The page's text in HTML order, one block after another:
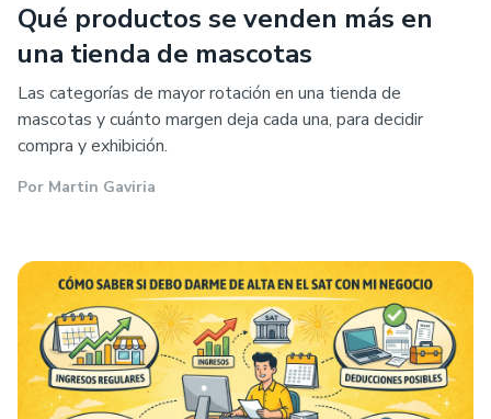
Qué productos se venden más en
una tienda de mascotas
Las categorías de mayor rotación en una tienda de
mascotas y cuánto margen deja cada una, para decidir
compra y exhibición.
Por Martin Gaviria